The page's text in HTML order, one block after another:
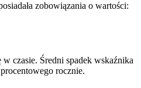
zobowiązania o wartości:
w czasie. Średni spadek wskaźnika
rocznie.